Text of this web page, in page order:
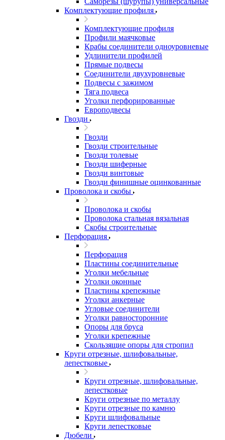
Комплектующие профиля
Комплектующие профиля
Профили маячковые
Крабы соединители одноуровневые
Удлинители профилей
Прямые подвесы
Соединители двухуровневые
Подвесы с зажимом
Тяга подвеса
Уголки перфорированные
Европодвесы
Гвозди
Гвозди
Гвозди строительные
Гвозди толевые
Гвозди шиферные
Гвозди винтовые
Гвозди финишные оцинкованные
Проволока и скобы
Проволока и скобы
Проволока стальная вязальная
Скобы строительные
Перфорация
Перфорация
Пластины соединительные
Уголки мебельные
Уголки оконные
Пластины крепежные
Уголки анкерные
Угловые соединители
Уголки равносторонние
Опоры для бруса
Уголки крепежные
Скользящие опоры для стропил
Круги отрезные, шлифовальные,
лепестковые
Круги отрезные, шлифовальные,
лепестковые
Круги отрезные по металлу
Круги отрезные по камню
Круги шлифовальные
Круги лепестковые
Дюбели